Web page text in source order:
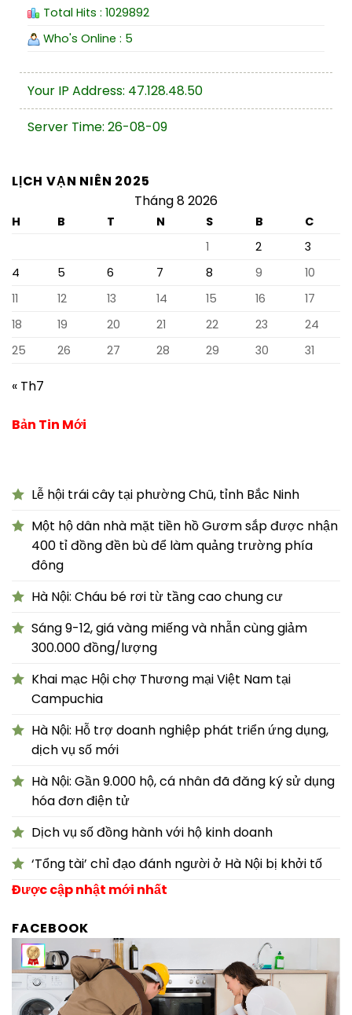
Total Hits : 1029892
Who's Online : 5
Your IP Address: 47.128.48.50
Server Time: 26-08-09
LỊCH VẠN NIÊN 2025
Tháng 8 2026
H B T N S B
C
1
2
3
4
5 6 7 8 9
10
11
12 13 14 15 16
17
18
19 20 21 22 23
24
25
26 27 28 29 30 31
« Th7
Bản Tin Mới
Lễ hội trái cây tại phường Chũ, tỉnh Bắc Ninh
Một hộ dân nhà mặt tiền hồ Gươm sắp được nhận
400 tỉ đồng đền bù để làm quảng trường phía
đông
Hà Nội: Cháu bé rơi từ tầng cao chung cư
Sáng 9-12, giá vàng miếng và nhẫn cùng giảm
300.000 đồng/lượng
Khai mạc Hội chợ Thương mại Việt Nam tại
Campuchia
Hà Nội: Hỗ trợ doanh nghiệp phát triển ứng dụng,
dịch vụ số mới
Hà Nội: Gần 9.000 hộ, cá nhân đã đăng ký sử dụng
hóa đơn điện tử
Dịch vụ số đồng hành với hộ kinh doanh
‘Tổng tài’ chỉ đạo đánh người ở Hà Nội bị khởi tố
Được cập nhật mới nhất
FACEBOOK